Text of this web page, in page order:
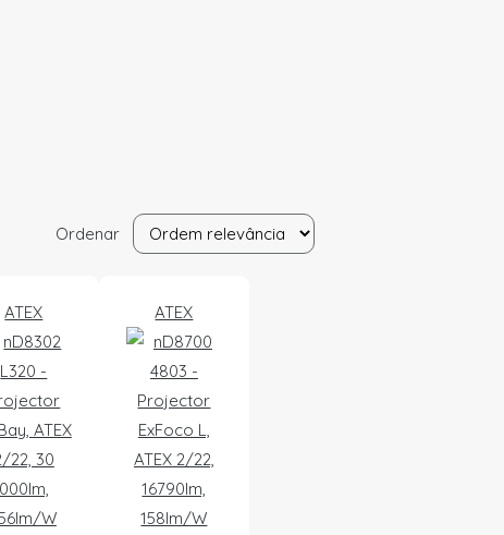
Ordenar
ATEX ATEX